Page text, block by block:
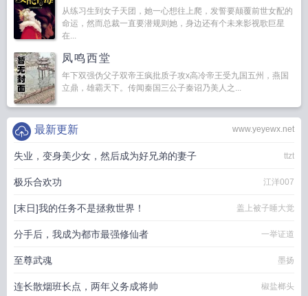
从练习生到女子天团，她一心想往上爬，发誓要颠覆前世女配的
命运，然而总裁一直要潜规则她，身边还有个未来影视歌巨星
在...
凤鸣西堂
年下双强伪父子双帝王疯批质子攻x高冷帝王受九国五州，燕国
立鼎，雄霸天下。传闻秦国三公子秦诏乃美人之...
www.yeyewx.net
最新更新
失业，变身美少女，然后成为好兄弟的妻子 ttzt
极乐合欢功 江洋007
[末日]我的任务不是拯救世界！ 盖上被子睡大觉
分手后，我成为都市最强修仙者 一举证道
至尊武魂 墨扬
连长散烟班长点，两年义务成将帅 椒盐榔头